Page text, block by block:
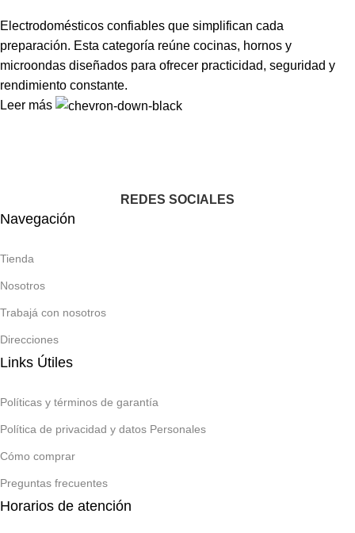
Electrodomésticos confiables que simplifican cada
preparación. Esta categoría reúne cocinas, hornos y
microondas diseñados para ofrecer practicidad, seguridad y
rendimiento constante.
Leer más
REDES SOCIALES
Navegación
Tienda
Nosotros
Trabajá con nosotros
Direcciones
Links Útiles
Políticas y términos de garantía
Política de privacidad y datos Personales
Cómo comprar
Preguntas frecuentes
Horarios de atención